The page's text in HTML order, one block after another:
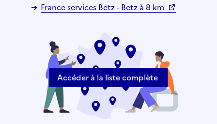
France services Betz - Betz à 8 km
Accéder à la liste complète